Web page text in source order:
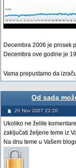
Decembra 2006 je prosek
Decembra ove godine je
Vama prepustamo da
Od sada
20 Nov 2007 22:20
Ukoliko ne želite
zaključati željene teme iz
Na dnu teme u Vašem